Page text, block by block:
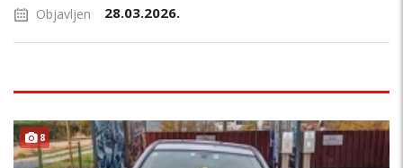
Objavljen 28.03.2026.
8